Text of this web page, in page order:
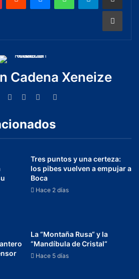
Cadena Xeneize
Tres puntos y una certeza:
los pibes vuelven a empujar a
Boca
Hace 2 días
La “Montaña Rusa“ y la
“Mandíbula de Cristal“
Hace 5 días